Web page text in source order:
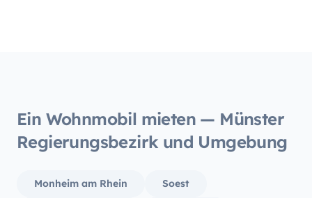
Ein Wohnmobil mieten — Münster
Regierungsbezirk und Umgebung
Monheim am Rhein Soest